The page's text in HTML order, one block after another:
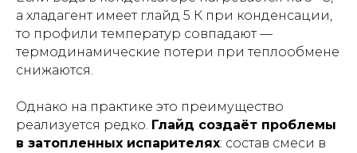
а хладагент имеет глайд 5 К при конденсации,
то профили температур совпадают —
термодинамические потери при теплообмене
снижаются.
Однако на практике это преимущество
реализуется редко. Глайд создаёт проблемы
в затопленных испарителях: состав смеси в